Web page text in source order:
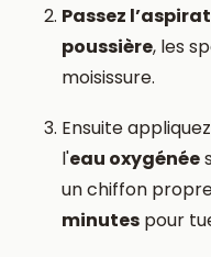
Passez
poussière, les
moisissure.
Ensuite
l'eau oxygénée
un chiffon
minutes pour